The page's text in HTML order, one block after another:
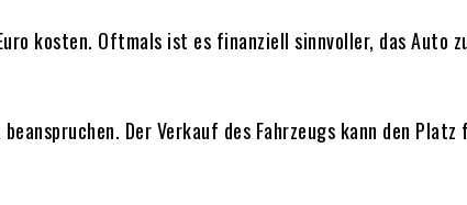
kosten. Oftmals ist es finanziell sinnvoller, das Auto
Der Verkauf des Fahrzeugs kann den Platz